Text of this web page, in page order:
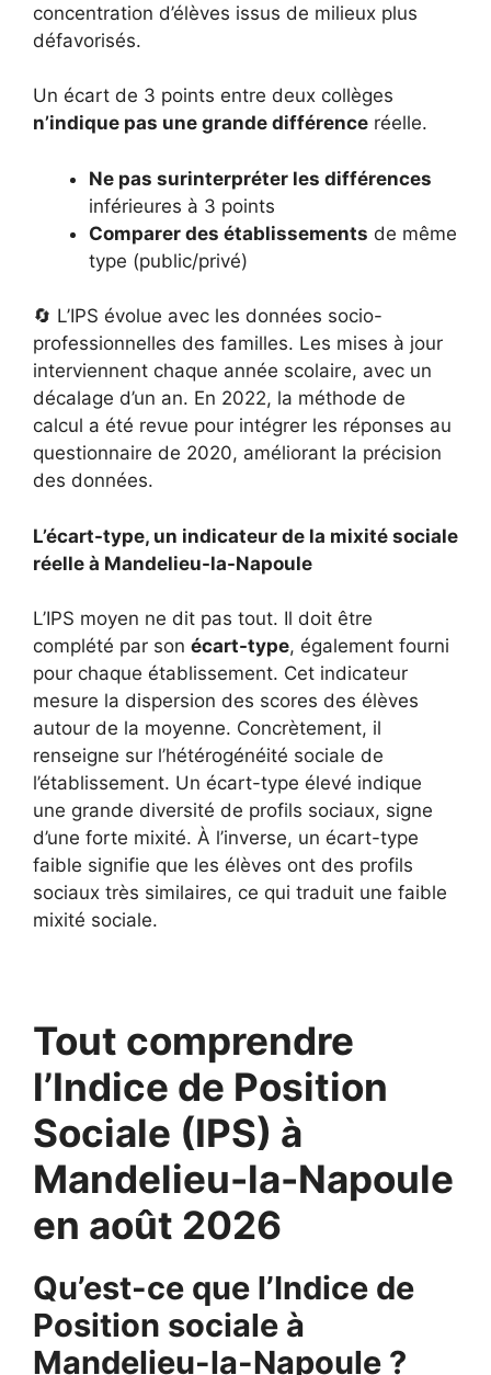
concentration d’élèves issus de milieux plus
défavorisés.
Un écart de 3 points entre deux collèges
n’indique pas une grande différence réelle.
Ne pas surinterpréter les différences
inférieures à 3 points
Comparer des établissements de même
type (public/privé)
🔄 L’IPS évolue avec les données socio-
professionnelles des familles. Les mises à jour
interviennent chaque année scolaire, avec un
décalage d’un an. En 2022, la méthode de
calcul a été revue pour intégrer les réponses au
questionnaire de 2020, améliorant la précision
des données.
L’écart-type, un indicateur de la mixité sociale
réelle à Mandelieu-la-Napoule
L’IPS moyen ne dit pas tout. Il doit être
complété par son écart-type, également fourni
pour chaque établissement. Cet indicateur
mesure la dispersion des scores des élèves
autour de la moyenne. Concrètement, il
renseigne sur l’hétérogénéité sociale de
l’établissement. Un écart-type élevé indique
une grande diversité de profils sociaux, signe
d’une forte mixité. À l’inverse, un écart-type
faible signifie que les élèves ont des profils
sociaux très similaires, ce qui traduit une faible
mixité sociale.
Tout comprendre
l’Indice de Position
Sociale (IPS) à
Mandelieu-la-Napoule
en août 2026
Qu’est-ce que l’Indice de
Position sociale à
Mandelieu-la-Napoule ?